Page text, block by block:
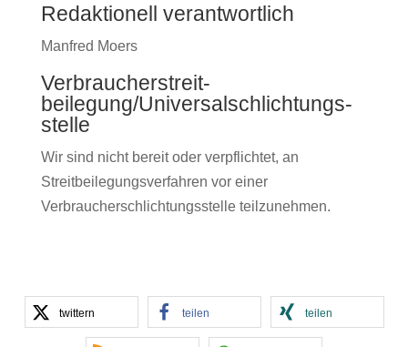
Redaktionell verantwortlich
Manfred Moers
Verbraucher­streit­
beilegung/Universal­schlichtungs­
stelle
Wir sind nicht bereit oder verpflichtet, an
Streitbeilegungsverfahren vor einer
Verbraucherschlichtungsstelle teilzunehmen.
twittern teilen teilen